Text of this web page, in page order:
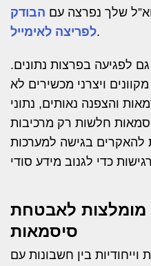
שלך נפרצה עם הבודק
לפריצה לאימייל.
לפגיעה בפרצות נתונים.
ויצרני מכשירים לא
והצפנה נאותים, נתוני
חלשות רק מרכיבות
להאקרים בגישה למערכות
מומלצות לאבטחת
סיסמאות
בין חשבונות עם